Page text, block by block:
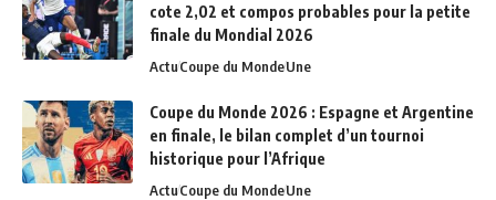
cote 2,02 et compos probables pour la petite
finale du Mondial 2026
ActuCoupe du MondeUne
Coupe du Monde 2026 : Espagne et Argentine
en finale, le bilan complet d’un tournoi
historique pour l’Afrique
ActuCoupe du MondeUne